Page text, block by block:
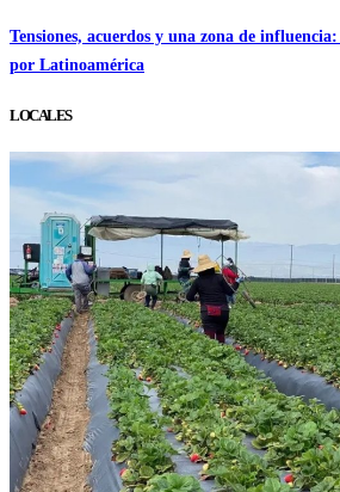
Tensiones, acuerdos y una zona de
por Latinoamérica
LOCALES